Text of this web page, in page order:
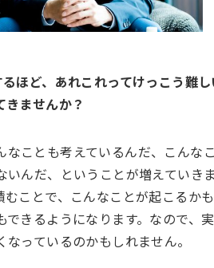
ほど、あれこれってけっこう難
ませんか？
なことも考えているんだ、こんな
いんだ、ということが増えていき
むことで、こんなことが起こるか
できるようになります。なので、
っているのかもしれません。